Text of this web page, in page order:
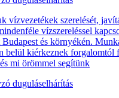
vízvezetékek szerelését,
vízszereléssel
Budapest és környékén.
belül kiérkeznek forgalomtól
mi örömmel segítünk
duguláselhárítás